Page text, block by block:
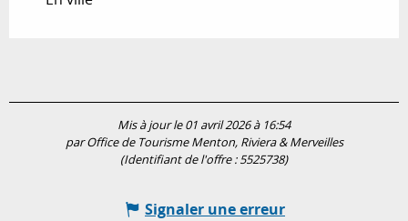
Mis à jour le 01 avril 2026 à 16:54
par Office de Tourisme Menton, Riviera & Merveilles
(Identifiant de l'offre :5525738)
Signaler une erreur